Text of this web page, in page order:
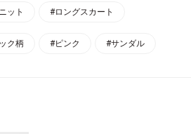
ット #ロングスカート
ク柄 #ピンク #サンダル